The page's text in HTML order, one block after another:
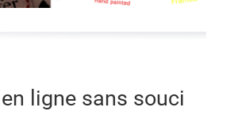
ligne sans souci